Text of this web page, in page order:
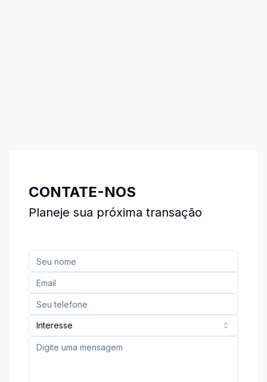
CONTATE-NOS
Planeje sua próxima transação
Interesse